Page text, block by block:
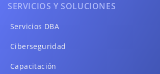
SERVICIOS Y SOLUCIONES
Servicios DBA
Ciberseguridad
Capacitación